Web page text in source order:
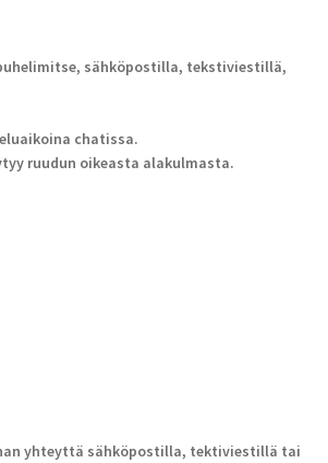
sähköpostilla, tekstiviestillä,
chatissa.
ruudun oikeasta alakulmasta.
yhteyttä sähköpostilla, tektiviestillä tai